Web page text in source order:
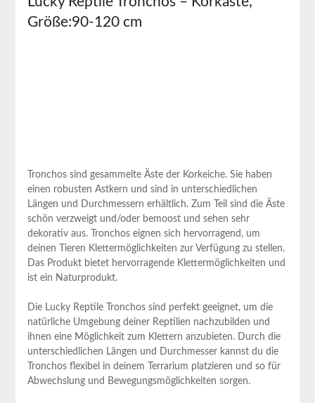
Größe:90-120 cm
Tronchos sind gesammelte Äste der Korkeiche. Sie⁤ haben
einen robusten⁢ Astkern und ‌sind in unterschiedlichen
Längen und Durchmessern erhältlich. Zum Teil sind die Äste
schön⁤ verzweigt und/oder bemoost und sehen sehr
dekorativ aus. Tronchos eignen sich hervorragend, um
deinen Tieren Klettermöglichkeiten zur Verfügung⁣ zu stellen.
Das Produkt‌ bietet ‌hervorragende Klettermöglichkeiten und
ist ein Naturprodukt.
Die Lucky Reptile ⁢Tronchos sind perfekt geeignet, um‌ die
natürliche Umgebung deiner Reptilien nachzubilden und
ihnen eine Möglichkeit ​zum‍ Klettern anzubieten. ‍Durch die
⁢unterschiedlichen Längen ​und Durchmesser kannst du die⁤
Tronchos flexibel in ⁤deinem ‌Terrarium platzieren und so für​
Abwechslung und Bewegungsmöglichkeiten sorgen.